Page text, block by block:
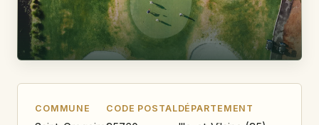
COMMUNE CODE POSTALDÉPARTEMENT